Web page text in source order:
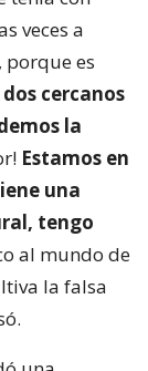
veces a
porque es
cercanos
la
Estamos en
una
tengo
al mundo de
la falsa